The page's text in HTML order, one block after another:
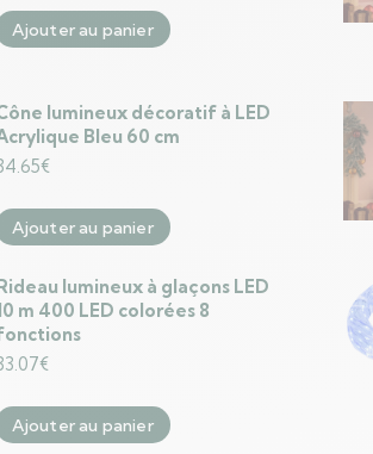
Ajouter au panier
lumineux décoratif à LED
Bleu 60 cm
€
Ajouter au panier
lumineux à glaçons LED
m 400 LED colorées 8
€
Ajouter au panier